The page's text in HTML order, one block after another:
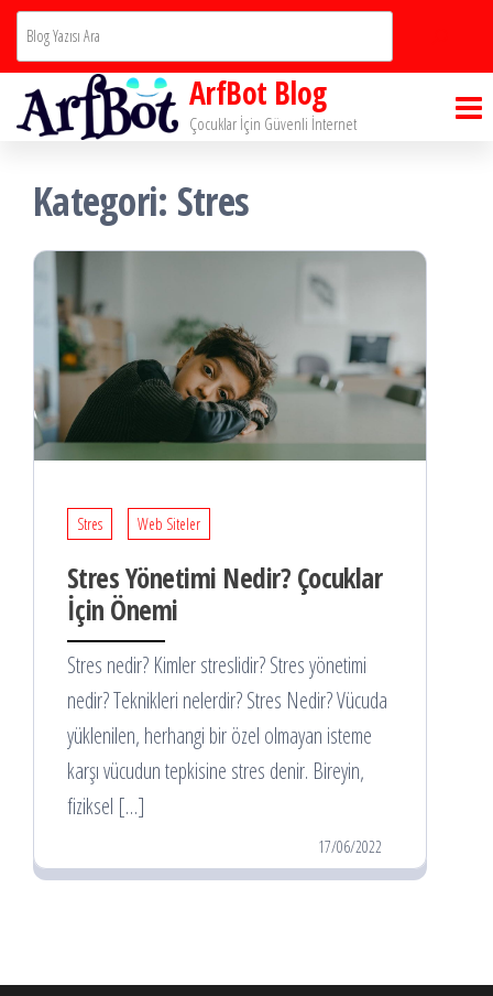
İçeriğe
ArfBot Blog
Çocuklar İçin Güvenli İnternet
Kategori: Stres
Stres Web Siteler
Stres Yönetimi Nedir? Çocuklar
İçin Önemi
Stres nedir? Kimler streslidir? Stres yönetimi
nedir? Teknikleri nelerdir? Stres Nedir? Vücuda
yüklenilen, herhangi bir özel olmayan isteme
karşı vücudun tepkisine stres denir. Bireyin,
fiziksel […]
17/06/2022